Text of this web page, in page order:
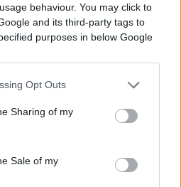
behaviour. You may click to
and its third-party tags to
purposes in below Google
Opt Outs
Sharing of my
Sale of my
nel libro di Ricolfi
per la sinistra